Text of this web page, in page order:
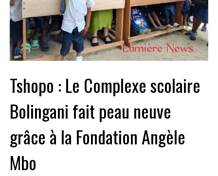
Tshopo : Le Complexe scolaire
Bolingani fait peau neuve
grâce à la Fondation Angèle
Mbo